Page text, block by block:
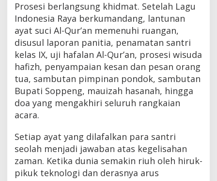
Prosesi berlangsung khidmat. Setelah Lagu
Indonesia Raya berkumandang, lantunan
ayat suci Al-Qur’an memenuhi ruangan,
disusul laporan panitia, penamatan santri
kelas IX, uji hafalan Al-Qur’an, prosesi wisuda
hafizh, penyampaian kesan dan pesan orang
tua, sambutan pimpinan pondok, sambutan
Bupati Soppeng, mauizah hasanah, hingga
doa yang mengakhiri seluruh rangkaian
acara.
Setiap ayat yang dilafalkan para santri
seolah menjadi jawaban atas kegelisahan
zaman. Ketika dunia semakin riuh oleh hiruk-
pikuk teknologi dan derasnya arus